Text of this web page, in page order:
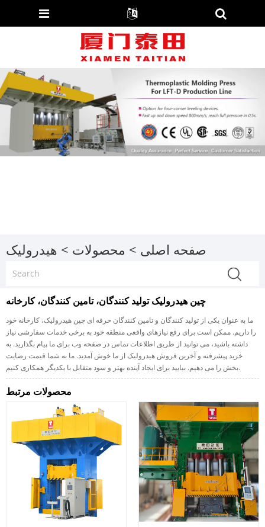
صفحه اصلی > محصولات > هیدرولیک
چین هیدرولیک تولید کنندگان، تامین کنندگان، کارخانه
ما به عنوان یکی از تولید کنندگان و تامین کنندگان حرفه ای چین هیدرولیک، کارخانه خود
را داریم. ممکن است برای رفع نیازهای واقعی منطقه خود به برخی خدمات سفارشی نیاز
داشته باشید، می توانید از طریق اطلاعات تماس در صفحه وب برای ما پیام بگذارید. به
خرید پیشرفته و آخرین فروش هیدرولیک از ما خوش آمدید. ما به شما قیمت رضایت
بخش را می دهیم. بیایید برای ایجاد آینده بهتر و سود متقابل با یکدیگر همکاری کنیم.
محصولات مرتبط